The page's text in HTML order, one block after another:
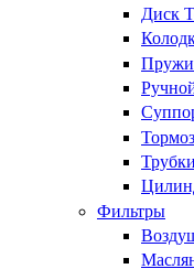
Диск
Фильтры